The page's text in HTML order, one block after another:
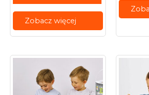
Zobacz więcej